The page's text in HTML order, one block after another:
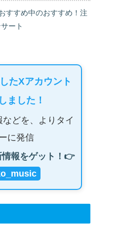
すすめ中のおすすめ！注
ート
たXアカウント
ました！
どを、よりタイ
に発信
情報をゲット！👉